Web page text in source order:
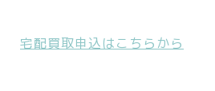
宅配買取申込はこちらから